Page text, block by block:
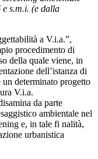
s.m.i. (e dalla
a V.i.a.”,
procedimento di
della quale viene, in
dell’istanza di
determinato progetto
V.i.a.
da parte
ambientale nel
e, in tale fi nalità,
urbanistica